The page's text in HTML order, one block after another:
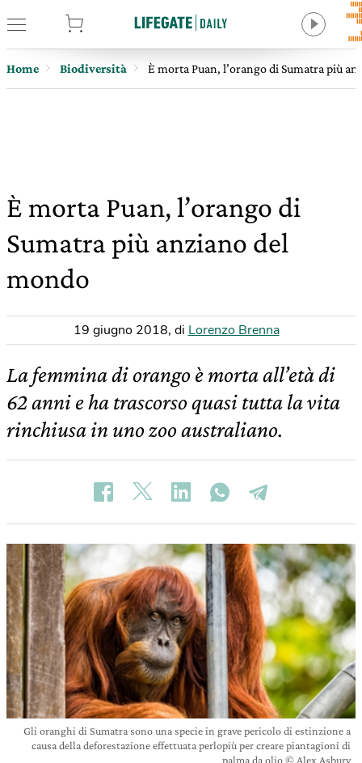
Home Biodiversità È morta Puan, l’orango di Sumatra più
È morta Puan, l’orango di
Sumatra più anziano del
mondo
19 giugno 2018, di Lorenzo Brenna
La femmina di orango è morta all’età di
62 anni e ha trascorso quasi tutta la vita
rinchiusa in uno zoo australiano.
Gli oranghi di Sumatra sono una specie in grave pericolo di estinzione a
causa della deforestazione effettuata perlopiù per creare piantagioni di
palma da olio © Alex Asbury